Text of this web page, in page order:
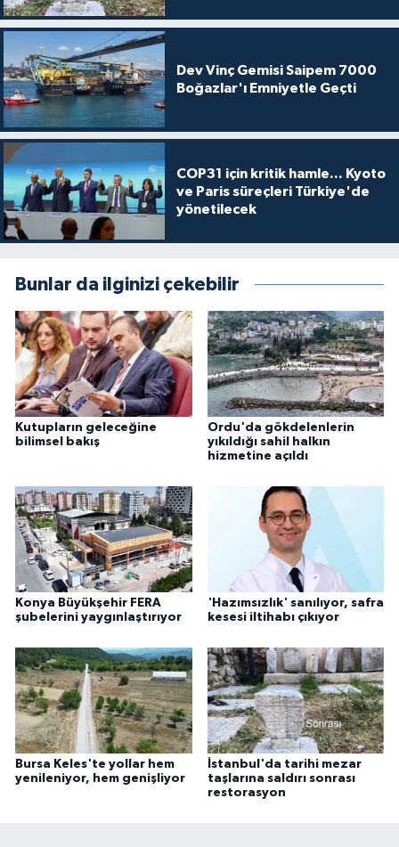
Dev Vinç Gemisi Saipem 7000
Boğazlar'ı Emniyetle Geçti
COP31 için kritik hamle... Kyoto
ve Paris süreçleri Türkiye'de
yönetilecek
Bunlar da ilginizi çekebilir
Kutupların geleceğine
bilimsel bakış
Ordu'da gökdelenlerin
yıkıldığı sahil halkın
hizmetine açıldı
Konya Büyükşehir FERA
şubelerini yaygınlaştırıyor
'Hazımsızlık' sanılıyor, safra
kesesi iltihabı çıkıyor
Bursa Keles'te yollar hem
yenileniyor, hem genişliyor
İstanbul'da tarihi mezar
taşlarına saldırı sonrası
restorasyon